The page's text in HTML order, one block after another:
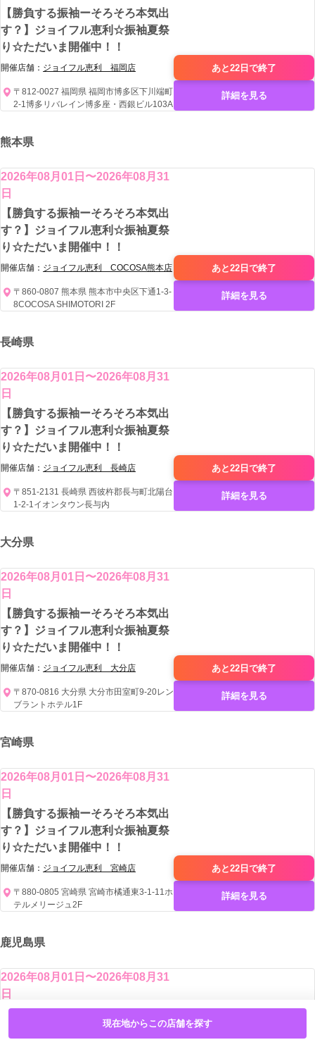
【勝負する振袖ーそろそろ本気出
す？】ジョイフル恵利☆振袖夏祭
り☆ただいま開催中！！
開催店舗： ジョイフル恵利 福岡店
〒812-0027 福岡県 福岡市博多区下川端町
2-1博多リバレイン博多座・西銀ビル103A
あと22日で終了
詳細を見る
熊本県
2026年08月01日〜2026年08月31
日
【勝負する振袖ーそろそろ本気出
す？】ジョイフル恵利☆振袖夏祭
り☆ただいま開催中！！
開催店舗： ジョイフル恵利 COCOSA熊本店
〒860-0807 熊本県 熊本市中央区下通1-3-
8COCOSA SHIMOTORI 2F
あと22日で終了
詳細を見る
長崎県
2026年08月01日〜2026年08月31
日
【勝負する振袖ーそろそろ本気出
す？】ジョイフル恵利☆振袖夏祭
り☆ただいま開催中！！
開催店舗： ジョイフル恵利 長崎店
〒851-2131 長崎県 西彼杵郡長与町北陽台
1-2-1イオンタウン長与内
あと22日で終了
詳細を見る
大分県
2026年08月01日〜2026年08月31
日
【勝負する振袖ーそろそろ本気出
す？】ジョイフル恵利☆振袖夏祭
り☆ただいま開催中！！
開催店舗： ジョイフル恵利 大分店
〒870-0816 大分県 大分市田室町9-20レン
ブラントホテル1F
あと22日で終了
詳細を見る
宮崎県
2026年08月01日〜2026年08月31
日
【勝負する振袖ーそろそろ本気出
す？】ジョイフル恵利☆振袖夏祭
り☆ただいま開催中！！
開催店舗： ジョイフル恵利 宮崎店
〒880-0805 宮崎県 宮崎市橘通東3-1-11ホ
テルメリージュ2F
あと22日で終了
詳細を見る
鹿児島県
2026年08月01日〜2026年08月31
日
【勝負する振袖ーそろそろ本気出
す？】ジョイフル恵利☆振袖夏祭
現在地からこの店舗を探す